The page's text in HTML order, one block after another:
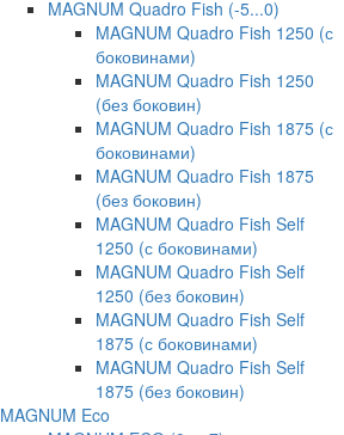
MAGNUM Quadro Fish (-5...0)
MAGNUM Quadro Fish 1250 (с
боковинами)
MAGNUM Quadro Fish 1250
(без боковин)
MAGNUM Quadro Fish 1875 (с
боковинами)
MAGNUM Quadro Fish 1875
(без боковин)
MAGNUM Quadro Fish Self
1250 (с боковинами)
MAGNUM Quadro Fish Self
1250 (без боковин)
MAGNUM Quadro Fish Self
1875 (с боковинами)
MAGNUM Quadro Fish Self
1875 (без боковин)
MAGNUM Eco